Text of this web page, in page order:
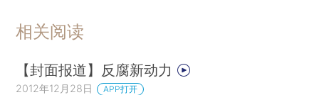
相关阅读
【封面报道】反腐新动力
2012年12月28日 APP打开